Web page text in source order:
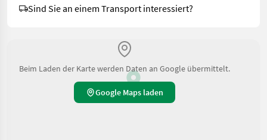
Sind Sie an einem Transport interessiert?
Beim Laden der Karte werden Daten an Google übermittelt.
Google Maps laden